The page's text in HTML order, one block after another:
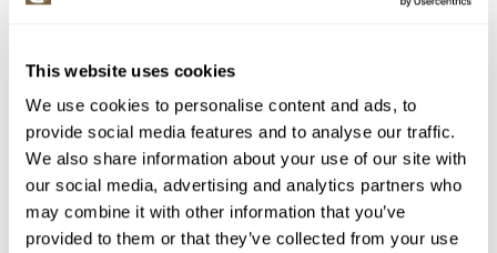
This website uses cookies
We use cookies to personalise content and ads, to
provide social media features and to analyse our traffic.
We also share information about your use of our site with
our social media, advertising and analytics partners who
may combine it with other information that you’ve
provided to them or that they’ve collected from your use